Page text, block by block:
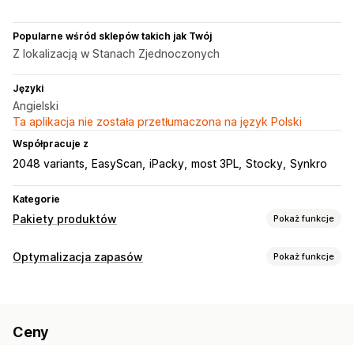
Popularne wśród sklepów takich jak Twój
Z lokalizacją w Stanach Zjednoczonych
Języki
Angielski
Ta aplikacja nie została przetłumaczona na język Polski
Współpracuje z
2048 variants EasyScan iPacky most 3PL Stocky Synkro
Kategorie
Pakiety produktów Pokaż funkcje
Typy pakietów
Pakiety hurtowe
Optymalizacja zapasów Pokaż funkcje
Wiele lokalizacji
Ceny